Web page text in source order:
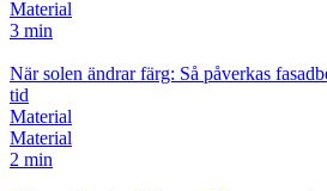
Material
3 min
När solen ändrar färg: Så påverkas
tid
Material
Material
2 min